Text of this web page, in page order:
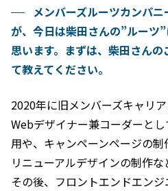
メンバーズルーツカンパ
が、今日は柴田さんの”ルーツ
思います。まずは、柴田さん
て教えてください。
2020年に旧メンバーズキャリ
Webデザイナー兼コーダーと
用や、キャンペーンページの
リニューアルデザインの制作な
その後、フロントエンドエン